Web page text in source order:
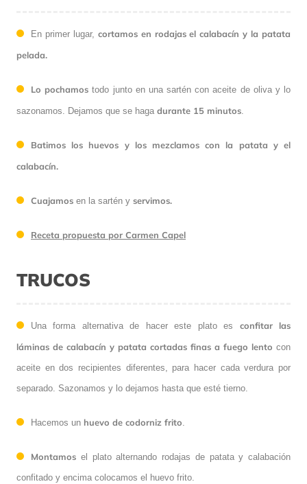
En primer lugar, cortamos en rodajas el calabacín y la patata
pelada.
Lo pochamos todo junto en una sartén con aceite de oliva y lo
sazonamos. Dejamos que se haga durante 15 minutos.
Batimos los huevos y los mezclamos con la patata y el
calabacín.
Cuajamos en la sartén y servimos.
Receta propuesta por Carmen Capel
TRUCOS
Una forma alternativa de hacer este plato es confitar las
láminas de calabacín y patata cortadas finas a fuego lento con
aceite en dos recipientes diferentes, para hacer cada verdura por
separado. Sazonamos y lo dejamos hasta que esté tierno.
Hacemos un huevo de codorniz frito.
Montamos el plato alternando rodajas de patata y calabación
confitado y encima colocamos el huevo frito.